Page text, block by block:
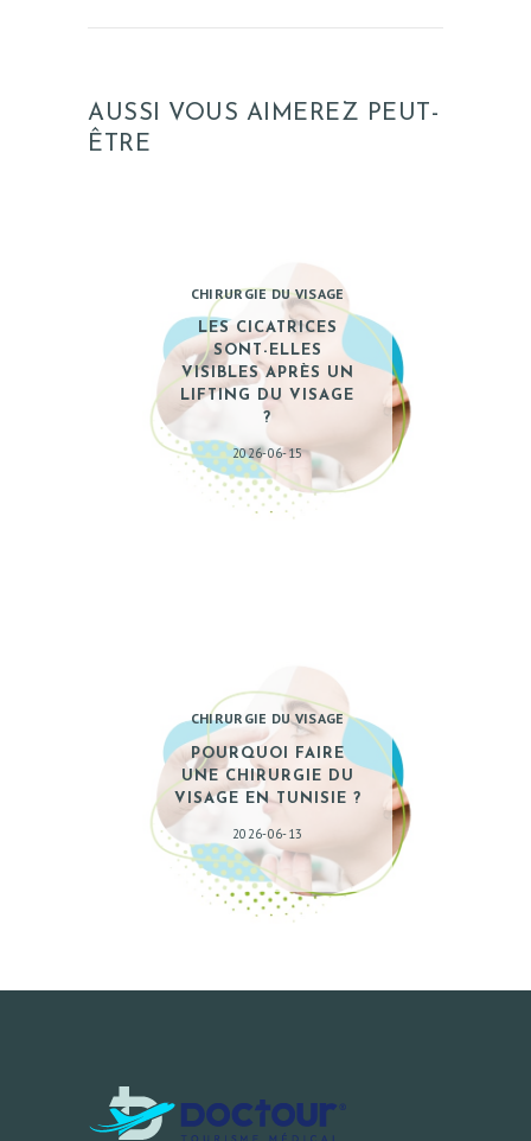
AUSSI VOUS AIMEREZ PEUT-
ÊTRE
CHIRURGIE DU VISAGE
LES CICATRICES
SONT-ELLES
VISIBLES APRÈS UN
LIFTING DU VISAGE
?
2026-06-15
CHIRURGIE DU VISAGE
POURQUOI FAIRE
UNE CHIRURGIE DU
VISAGE EN TUNISIE ?
2026-06-13